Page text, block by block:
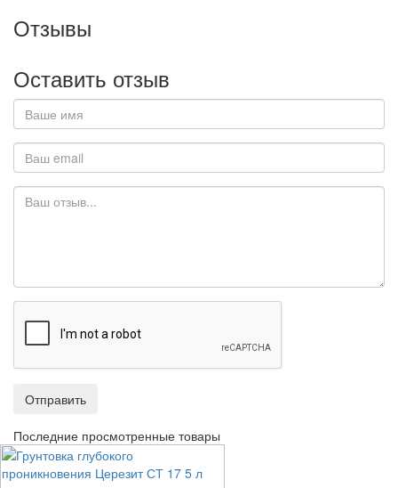
Отзывы
Оставить отзыв
Отправить
Последние просмотренные товары